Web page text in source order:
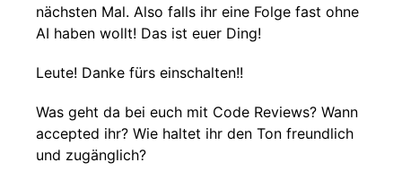
nächsten Mal. Also falls ihr eine Folge fast ohne
AI haben wollt! Das ist euer Ding!
Leute! Danke fürs einschalten!!
Was geht da bei euch mit Code Reviews? Wann
accepted ihr? Wie haltet ihr den Ton freundlich
und zugänglich?